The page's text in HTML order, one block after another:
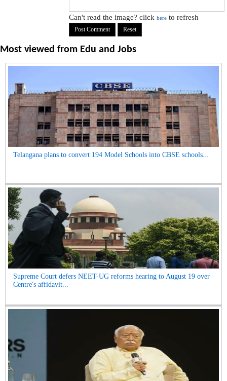
Can't read the image? clickhere to refresh
Most viewed from Edu and Jobs
Telangana plans to convert 194 Model Schools into CBSE schools...
Supreme Court defers NEET-UG reforms hearing to August 19 over
Centre's affidavit...